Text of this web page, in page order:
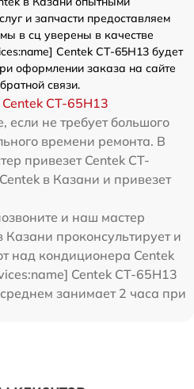
и запчасти предоставляем
в сц уверены в качестве
Centek CT-65H13 будет
оформлении заказа на сайте
связи.
CT-65H13
если не требует большого
времени ремонта. В
привезет Centek CT-
в Казани и привезет
и наш мастер
Казани проконсультирует и
над кондиционера Centek
Centek CT-65H13
занимает 2 часа при